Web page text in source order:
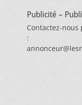
Publicité –
Contactez-
: